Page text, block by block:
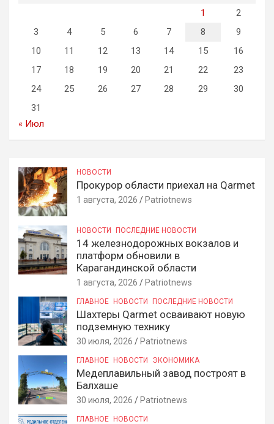
1
2
3
4 5 6 7 8
9
10
11 12 13 14 15
16
17
18 19 20 21 22
23
24
25 26 27 28 29
30
31
« Июл
НОВОСТИ
Прокурор области приехал на Qarmet
1 августа, 2026 Patriotnews
НОВОСТИ ПОСЛЕДНИЕ НОВОСТИ
14 железнодорожных вокзалов и
платформ обновили в
Карагандинской области
1 августа, 2026 Patriotnews
ГЛАВНОЕ НОВОСТИ ПОСЛЕДНИЕ НОВОСТИ
Шахтеры Qarmet осваивают новую
подземную технику
30 июля, 2026 Patriotnews
ГЛАВНОЕ НОВОСТИ ЭКОНОМИКА
Медеплавильный завод построят в
Балхаше
30 июля, 2026 Patriotnews
ГЛАВНОЕ НОВОСТИ